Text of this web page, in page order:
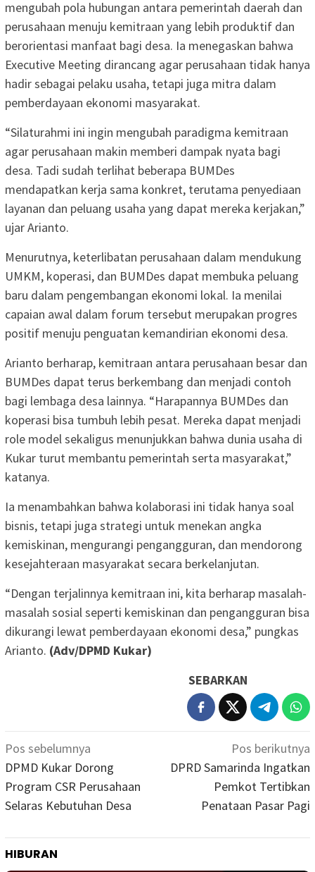
mengubah pola hubungan antara pemerintah daerah dan
perusahaan menuju kemitraan yang lebih produktif dan
berorientasi manfaat bagi desa. Ia menegaskan bahwa
Executive Meeting dirancang agar perusahaan tidak hanya
hadir sebagai pelaku usaha, tetapi juga mitra dalam
pemberdayaan ekonomi masyarakat.
“Silaturahmi ini ingin mengubah paradigma kemitraan
agar perusahaan makin memberi dampak nyata bagi
desa. Tadi sudah terlihat beberapa BUMDes
mendapatkan kerja sama konkret, terutama penyediaan
layanan dan peluang usaha yang dapat mereka kerjakan,”
ujar Arianto.
Menurutnya, keterlibatan perusahaan dalam mendukung
UMKM, koperasi, dan BUMDes dapat membuka peluang
baru dalam pengembangan ekonomi lokal. Ia menilai
capaian awal dalam forum tersebut merupakan progres
positif menuju penguatan kemandirian ekonomi desa.
Arianto berharap, kemitraan antara perusahaan besar dan
BUMDes dapat terus berkembang dan menjadi contoh
bagi lembaga desa lainnya. “Harapannya BUMDes dan
koperasi bisa tumbuh lebih pesat. Mereka dapat menjadi
role model sekaligus menunjukkan bahwa dunia usaha di
Kukar turut membantu pemerintah serta masyarakat,”
katanya.
Ia menambahkan bahwa kolaborasi ini tidak hanya soal
bisnis, tetapi juga strategi untuk menekan angka
kemiskinan, mengurangi pengangguran, dan mendorong
kesejahteraan masyarakat secara berkelanjutan.
“Dengan terjalinnya kemitraan ini, kita berharap masalah-
masalah sosial seperti kemiskinan dan pengangguran bisa
dikurangi lewat pemberdayaan ekonomi desa,” pungkas
Arianto. (Adv/DPMD Kukar)
SEBARKAN
Navigasi
pos
Pos sebelumnya
DPMD Kukar Dorong
Program CSR Perusahaan
Selaras Kebutuhan Desa
Pos berikutnya
DPRD Samarinda Ingatkan
Pemkot Tertibkan
Penataan Pasar Pagi
HIBURAN